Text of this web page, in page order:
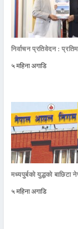
निर्वाचन प्रतिवेदन :
५ महिना अगाडि
मध्यपुर्बको युद्धको बाछिटा
५ महिना अगाडि